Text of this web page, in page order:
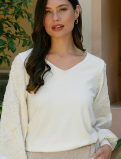
8721238985373